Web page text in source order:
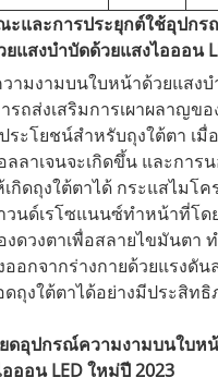
และการประยุกต์ใช้อุปกร
แสงบำบัดด้วยแสงไอออน
ามงามบนใบหน้าด้วยแสง
รถส่งเสริมการเผาผลาญข
ระโยชน์สำหรับถุงใต้ตา เมื่
ลาเจนจะเกิดขึ้น และการ
กิดถุงใต้ตาได้ กระแสไมโ
วนด์เรโซแนนซ์ทำหน้าที่โด
ดวงตาเพื่อสลายไขมันตา
ออกจากร่างกายด้วยแรงดั
ถุงใต้ตาได้อย่างมีประสิทธิ
ยดอุปกรณ์ความงามบนใบห
ออน LED ใหม่ปี 2023